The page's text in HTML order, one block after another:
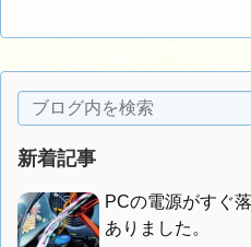
新着記事
PCの電源がすぐ
ありました。